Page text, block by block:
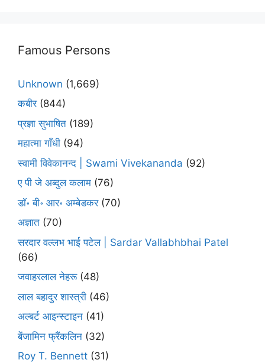
Famous Persons
Unknown (1,669)
कबीर(844)
प्रज्ञा सुभाषित (189)
महात्मा गाँधी (94)
स्वामी विवेकानन्द | Swami Vivekananda (92)
ए पी जे अब्दुल कलाम (76)
डॉ॰ बी॰ आर॰ अम्बेडकर(70)
अज्ञात (70)
सरदार वल्लभ भाई पटेल | Sardar Vallabhbhai Patel
(66)
जवाहरलाल नेहरू(48)
लाल बहादुर शास्त्री (46)
अल्बर्ट आइन्स्टाइन (41)
बेंजामिन फ्रैंकलिन (32)
Roy T. Bennett (31)